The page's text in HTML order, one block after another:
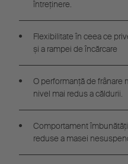
întreținere.
Flexibilitate în ceea ce
și a rampei de încărcare
O performanță de frânare
nivel mai redus a căldurii.
Comportament
reduse a masei